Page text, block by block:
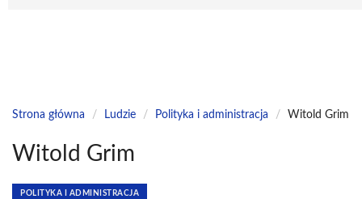
Strona główna / Ludzie / Polityka i administracja / Witold Grim
Witold Grim
POLITYKA I ADMINISTRACJA